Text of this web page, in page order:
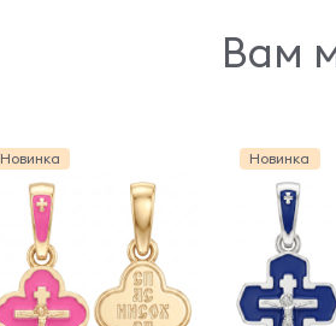
Вам
Новинка Новинка